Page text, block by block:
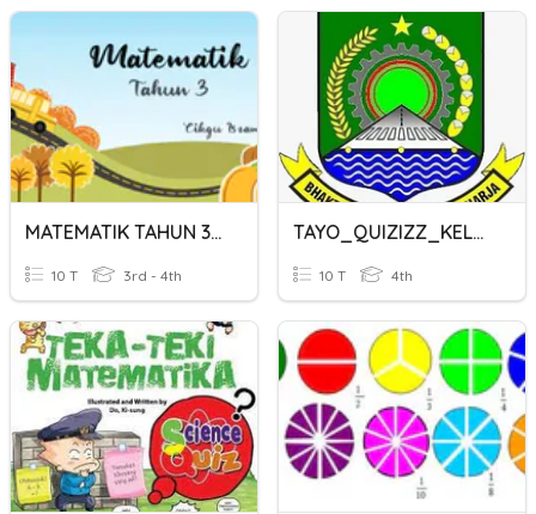
MATEMATIK TAHUN 3 : TOLAK PECAHAN PENYEBUT BERBEZA
10 T 3rd - 4th
TAYO_QUIZIZZ_KELAS 4 MEMBANDINGKAN PECAHAN
10 T 4th